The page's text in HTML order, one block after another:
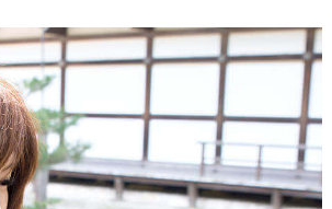
藍/柿渋帆布
紅殻染